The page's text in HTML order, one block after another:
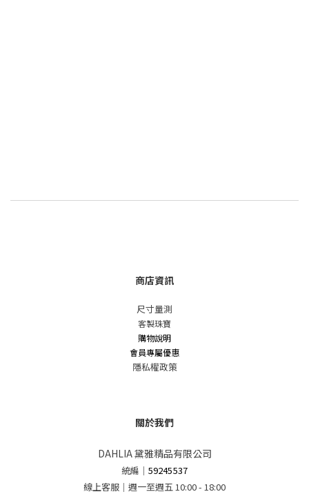
商店資訊
尺寸量測
客製珠寶
購物說明
會員專屬優惠
隱私權政策
關於我們
DAHLIA 黛雅精品有限公司
統編 ｜59245537
線上客服｜週一至週五 10:00 - 18:00